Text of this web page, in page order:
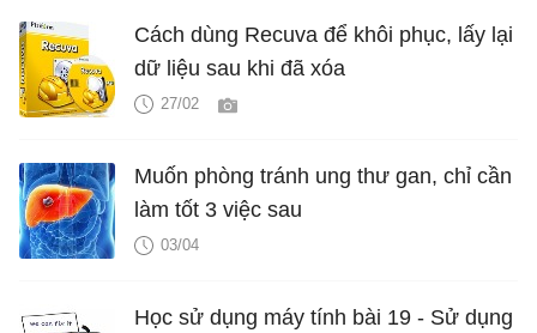
Cách dùng Recuva để khôi phục, lấy lại
dữ liệu sau khi đã xóa
27/02
Muốn phòng tránh ung thư gan, chỉ cần
làm tốt 3 việc sau
03/04
Học sử dụng máy tính bài 19 - Sử dụng